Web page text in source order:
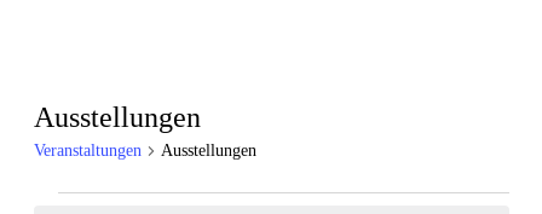
Ausstellungen
Veranstaltungen Ausstellungen